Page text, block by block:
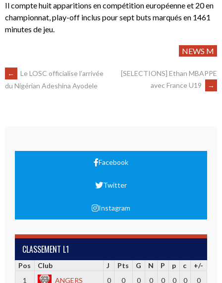
Il compte huit apparitions en compétition européenne et 20 en
championnat, play-off inclus pour sept buts marqués en 1461
minutes de jeu.
NEWS M
←
Le LOSC officialise l’arrivée
du Nigérian Adeshina Ayodele
[SELECTIONS] Ethan MBAPPE
avec France U19
→
Facebook
Twitter
Instagram
CLASSEMENT L1
Pos Club J Pts G N P p c
+/-
1
ANGERS 0 0 0 0 0 0 0 0